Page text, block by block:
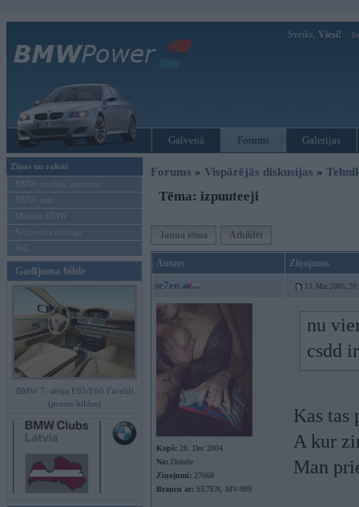
Sveiks, Viesi!
Galvenā Forums Galerijas
Ziņas un raksti
BMW modeļu jaunumi
BMW testi
Mēneša BMW
Sērijveida tūnings
Vel...
Gadījuma bilde
BMW 7. sērija E65/E66 Facelift
(preses bildes)
Forums » Vispārējās diskusijas »
Tēma: izpuuteeji
Jauna tēma Atbildēt
Autors Ziņojums
se7en 13. Mar 2005,
Kopš: 28. Dec 2004
No: Dobele
Ziņojumi: 27668
Braucu ar: SE7EN, MV-989
nu
csdd
Kas tas
A kur
Man